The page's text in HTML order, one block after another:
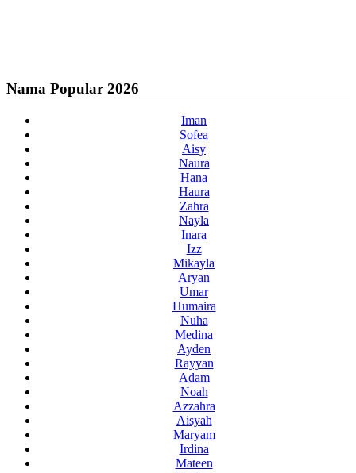
Nama Popular 2026
Iman
Sofea
Aisy
Naura
Hana
Haura
Zahra
Nayla
Inara
Izz
Mikayla
Aryan
Umar
Humaira
Nuha
Medina
Ayden
Rayyan
Adam
Noah
Azzahra
Aisyah
Maryam
Irdina
Mateen